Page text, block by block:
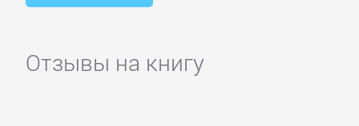
Отзывы на книгу